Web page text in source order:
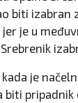
biti izabran
jer je u
je
biti pripadnik